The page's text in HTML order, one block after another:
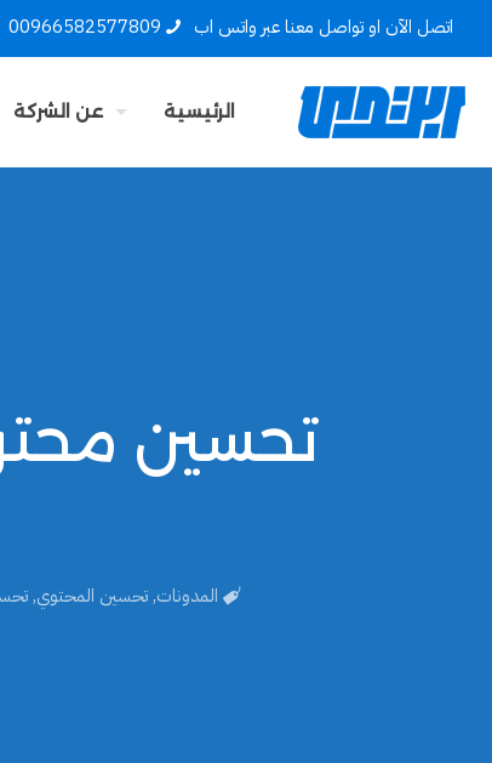
اتصل الآن او تواصل معنا عبر واتس اب 00966582577809
الرئيسية عن الشركة
المدونات,تحسين المحتوي,